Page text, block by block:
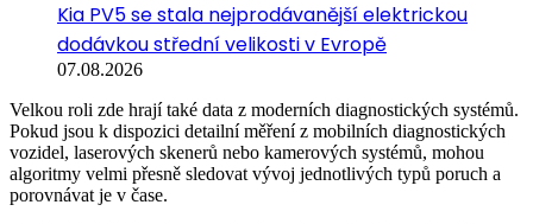
Kia PV5 se stala nejprodávanější elektrickou
dodávkou střední velikosti v Evropě
07.08.2026
Velkou roli zde hrají také data z moderních diagnostických systémů.
Pokud jsou k dispozici detailní měření z mobilních diagnostických
vozidel, laserových skenerů nebo kamerových systémů, mohou
algoritmy velmi přesně sledovat vývoj jednotlivých typů poruch a
porovnávat je v čase.